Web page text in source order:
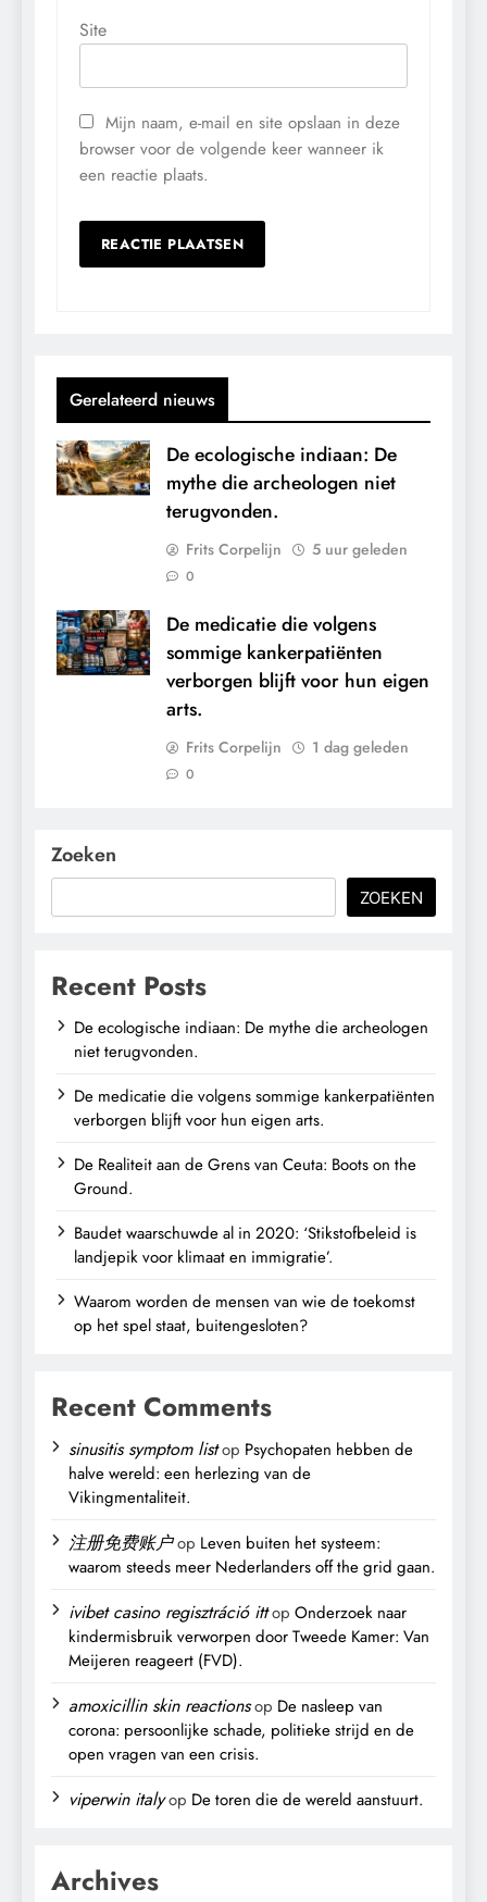
Site
Mijn naam, e-mail en site opslaan in deze
browser voor de volgende keer wanneer ik
een reactie plaats.
Gerelateerd nieuws
De ecologische indiaan: De
mythe die archeologen niet
terugvonden.
Frits Corpelijn 5 uur geleden
0
De medicatie die volgens
sommige kankerpatiënten
verborgen blijft voor hun eigen
arts.
Frits Corpelijn 1 dag geleden
0
Zoeken
ZOEKEN
Recent Posts
De ecologische indiaan: De mythe die archeologen
niet terugvonden.
De medicatie die volgens sommige kankerpatiënten
verborgen blijft voor hun eigen arts.
De Realiteit aan de Grens van Ceuta: Boots on the
Ground.
Baudet waarschuwde al in 2020: ‘Stikstofbeleid is
landjepik voor klimaat en immigratie’.
Waarom worden de mensen van wie de toekomst
op het spel staat, buitengesloten?
Recent Comments
sinusitis symptom listop Psychopaten hebben de
halve wereld: een herlezing van de
Vikingmentaliteit.
注册免费账户op Leven buiten het systeem:
waarom steeds meer Nederlanders off the grid gaan.
ivibet casino regisztráció ittop Onderzoek naar
kindermisbruik verworpen door Tweede Kamer: Van
Meijeren reageert (FVD).
amoxicillin skin reactionsop De nasleep van
corona: persoonlijke schade, politieke strijd en de
open vragen van een crisis.
viperwin italyop De toren die de wereld aanstuurt.
Archives